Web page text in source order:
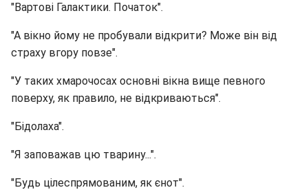
"Вартові Галактики. Початок".
"А вікно йому не пробували відкрити? Може він від
страху вгору повзе".
"У таких хмарочосах основні вікна вище певного
поверху, як правило, не відкриваються".
"Бідолаха".
"Я заповажав цю тварину...".
"Будь цілеспрямованим, як єнот".